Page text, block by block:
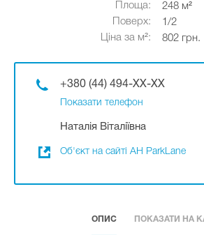
Площа:
248 м²
Поверх:
1/2
Ціна за м²:
802 грн.
+380 (44) 494-XX-XX
Показати телефон
Наталія Віталіївна
Об'єкт на сайті АН ParkLane
ОПИС ПОКАЗАТИ НА